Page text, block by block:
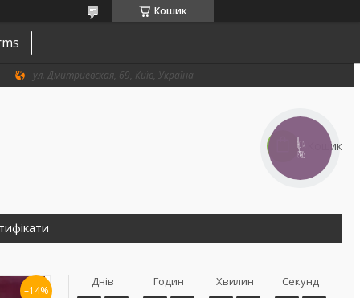
Кошик
ул. Дмитриевская, 69, Київ, Україна
Кошик
–14%
Днів Годин Хвилин Секунд
КНОПКА
ЗВ'ЯЗКУ